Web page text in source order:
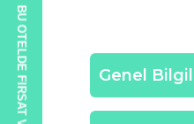
Genel
BU OTELDE FIRSAT VAR!